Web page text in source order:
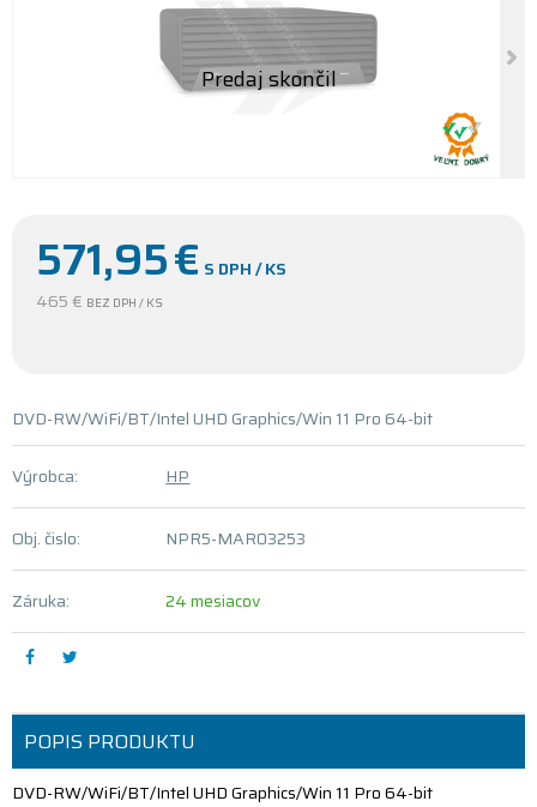
571,95€ S DPH / KS
465 € BEZ DPH / KS
DVD-RW/WiFi/BT/Intel UHD Graphics/Win 11 Pro 64-bit
Výrobca: HP
Obj. čislo: NPR5-MAR03253
Záruka: 24 mesiacov
POPIS PRODUKTU
DVD-RW/WiFi/BT/Intel UHD Graphics/Win 11 Pro 64-bit